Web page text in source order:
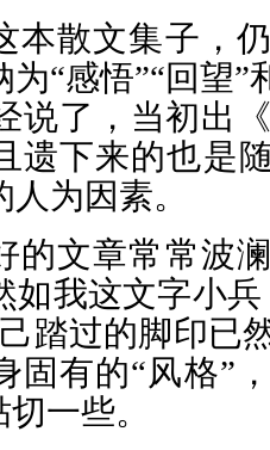
本散文集子，
“感悟”“回望”
说了，当初出
遗下来的也是
为因素。
的文章常常波
如我这文字小
踏过的脚印已
固有的“风格”
一些。